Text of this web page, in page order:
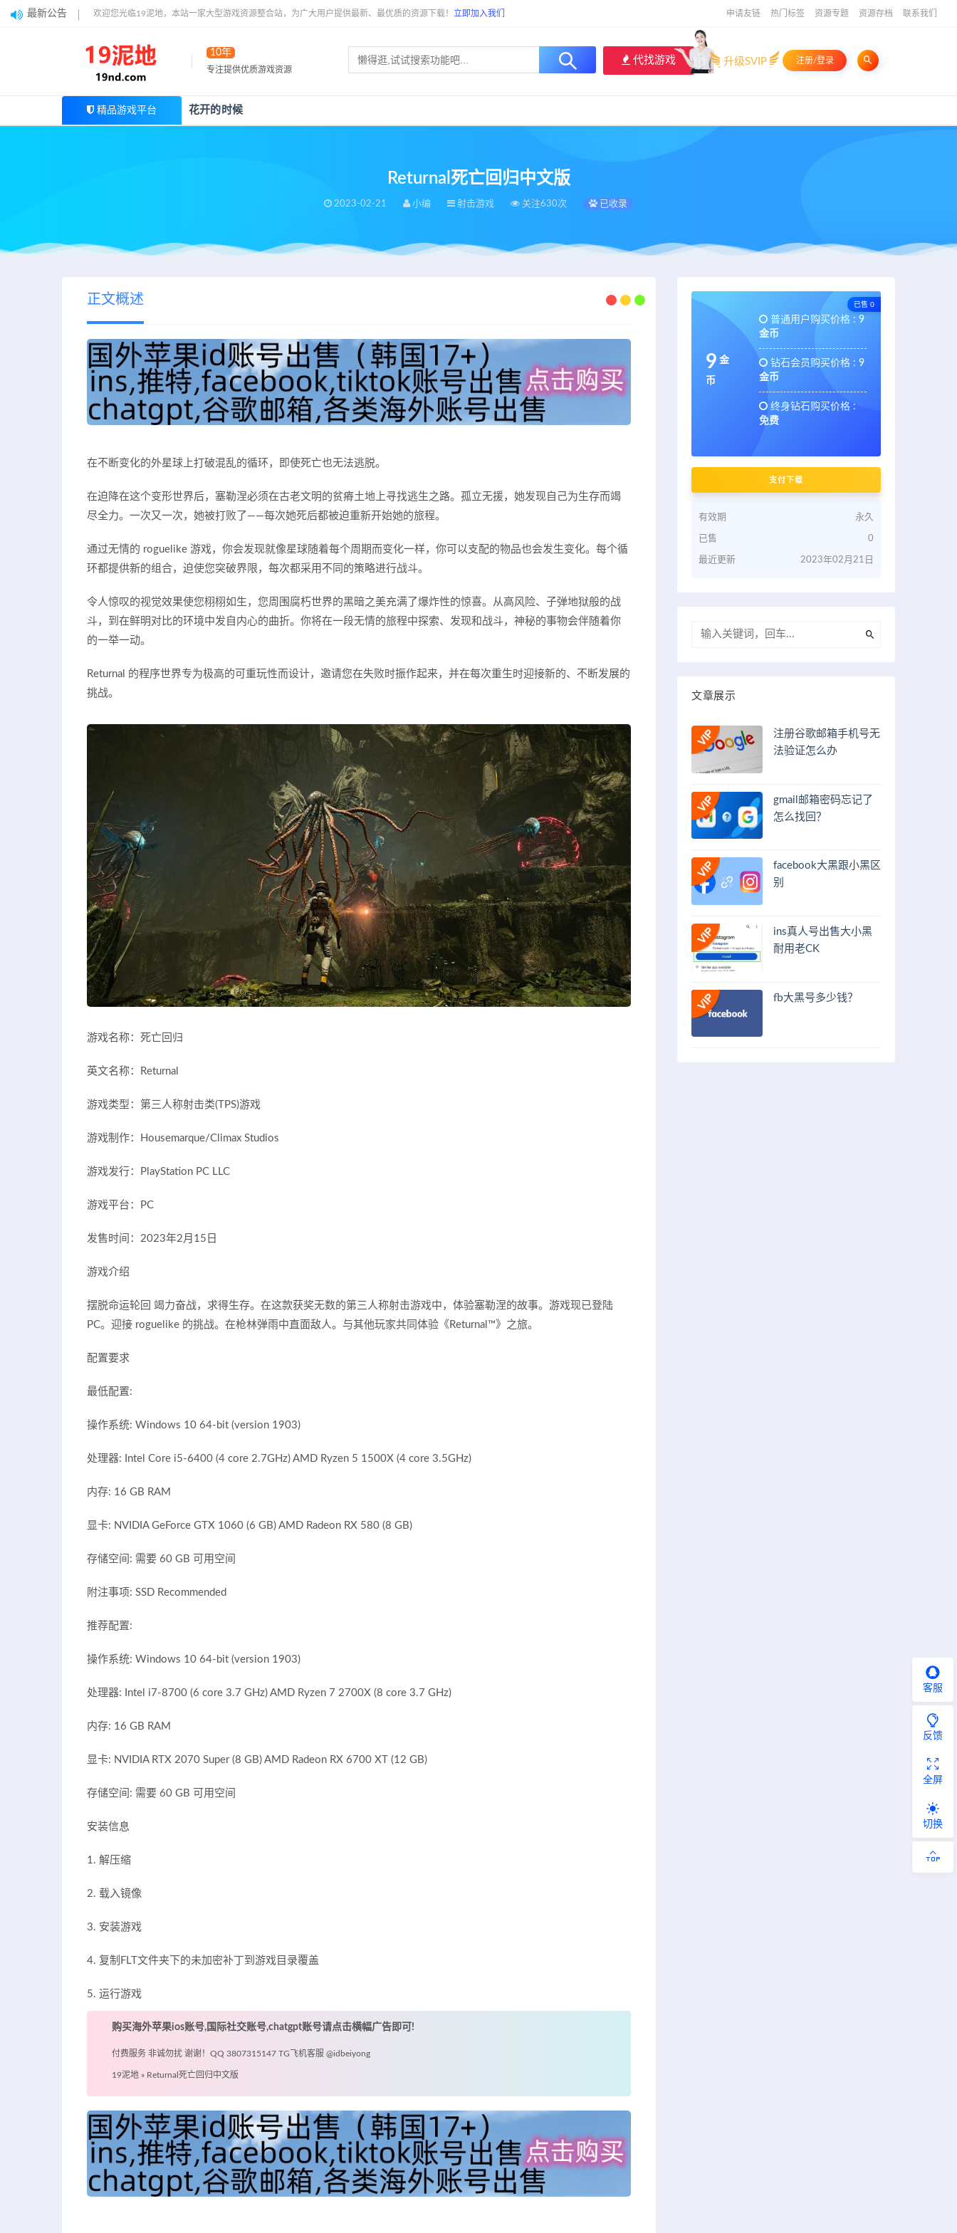
最新公告 欢迎您光临19泥地，本站一家大型游戏资源整合站，为广大用户提供最新、最优质的资源下载！ 立即加入我们 申请友链 热门标签 资源专题 资源存档 联系我们
10年
专注提供优质游戏资源
代找游戏 升级SVIP 注册/登录
精品游戏平台 花开的时候
Returnal死亡回归中文版
2023-02-21 小编 射击游戏 关注630次 已收录
正文概述
在不断变化的外星球上打破混乱的循环，即使死亡也无法逃脱。
在迫降在这个变形世界后，塞勒涅必须在古老文明的贫瘠土地上寻找逃生之路。孤立无援，她发现自己为生存而竭
尽全力。一次又一次，她被打败了——每次她死后都被迫重新开始她的旅程。
通过无情的 roguelike 游戏，你会发现就像星球随着每个周期而变化一样，你可以支配的物品也会发生变化。每个循
环都提供新的组合，迫使您突破界限，每次都采用不同的策略进行战斗。
令人惊叹的视觉效果使您栩栩如生，您周围腐朽世界的黑暗之美充满了爆炸性的惊喜。从高风险、子弹地狱般的战
斗，到在鲜明对比的环境中发自内心的曲折。你将在一段无情的旅程中探索、发现和战斗，神秘的事物会伴随着你
的一举一动。
Returnal 的程序世界专为极高的可重玩性而设计，邀请您在失败时振作起来，并在每次重生时迎接新的、不断发展的
挑战。
游戏名称：死亡回归
英文名称：Returnal
游戏类型：第三人称射击类(TPS)游戏
游戏制作：Housemarque/Climax Studios
游戏发行：PlayStation PC LLC
游戏平台：PC
发售时间：2023年2月15日
游戏介绍
摆脱命运轮回 竭力奋战，求得生存。在这款获奖无数的第三人称射击游戏中，体验塞勒涅的故事。游戏现已登陆
PC。迎接 roguelike 的挑战。在枪林弹雨中直面敌人。与其他玩家共同体验《Returnal™》之旅。
配置要求
最低配置:
操作系统: Windows 10 64-bit (version 1903)
处理器: Intel Core i5-6400 (4 core 2.7GHz) AMD Ryzen 5 1500X (4 core 3.5GHz)
内存: 16 GB RAM
显卡: NVIDIA GeForce GTX 1060 (6 GB) AMD Radeon RX 580 (8 GB)
存储空间: 需要 60 GB 可用空间
附注事项: SSD Recommended
推荐配置:
操作系统: Windows 10 64-bit (version 1903)
处理器: Intel i7-8700 (6 core 3.7 GHz) AMD Ryzen 7 2700X (8 core 3.7 GHz)
内存: 16 GB RAM
显卡: NVIDIA RTX 2070 Super (8 GB) AMD Radeon RX 6700 XT (12 GB)
存储空间: 需要 60 GB 可用空间
安装信息
1. 解压缩
2. 载入镜像
3. 安装游戏
4. 复制FLT文件夹下的未加密补丁到游戏目录覆盖
5. 运行游戏
购买海外苹果ios账号,国际社交账号,chatgpt账号请点击横幅广告即可!
付费服务 非诚勿扰 谢谢！QQ 3807315147 TG飞机客服 @idbeiyong
19泥地 » Returnal死亡回归中文版
已售 0
9 金
币
普通用户购买价格 : 9
金币
钻石会员购买价格 : 9
金币
终身钻石购买价格 :
免费
支付下载
有效期 永久
已售 0
最近更新 2023年02月21日
文章展示
注册谷歌邮箱手机号无
法验证怎么办
gmail邮箱密码忘记了
怎么找回？
facebook大黑跟小黑区
别
ins真人号出售大小黑
耐用老CK
fb大黑号多少钱？
客服
反馈
全屏
切换